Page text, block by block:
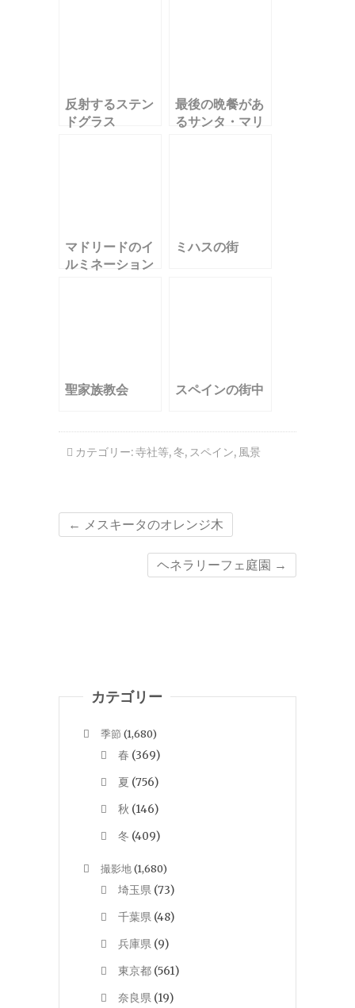
反射するステン
ドグラス
最後の晩餐があ
るサンタ・マリ
マドリードのイ
ルミネーション
ミハスの街
聖家族教会 スペインの街中
カテゴリー:寺社等,冬, スペイン, 風景
← メスキータのオレンジ木
ヘネラリーフェ庭園 →
カテゴリー
季節 (1,680)
春 (369)
夏 (756)
秋 (146)
冬 (409)
撮影地(1,680)
埼玉県 (73)
千葉県 (48)
兵庫県 (9)
東京都 (561)
奈良県 (19)